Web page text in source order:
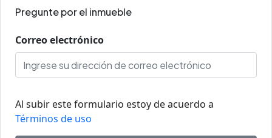
Pregunte por el inmueble
Correo electrónico
Al subir este formulario estoy de acuerdo a
Términos de uso